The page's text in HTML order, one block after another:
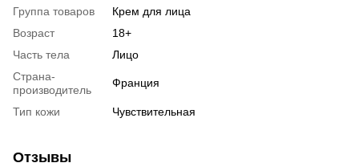
Группа товаров
Крем для лица
Возраст
18+
Часть тела
Лицо
Страна-
производитель
Франция
Тип кожи Чувствительная
Отзывы